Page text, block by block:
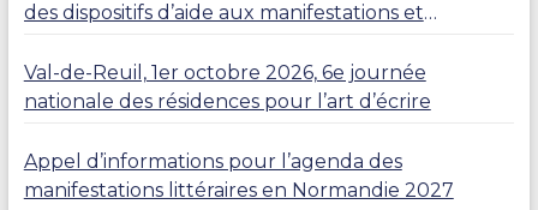
des dispositifs d’aide aux manifestations et
Val-de-Reuil, 1er octobre 2026, 6e journée
nationale des résidences pour l’art d’écrire
Appel d’informations pour l’agenda des
manifestations littéraires en Normandie 2027